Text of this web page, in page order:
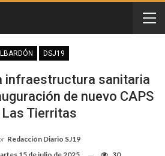
DSJ19
infraestructura sanitaria
de nuevo CAPS
Las Tierritas
Redacción Diario SJ19